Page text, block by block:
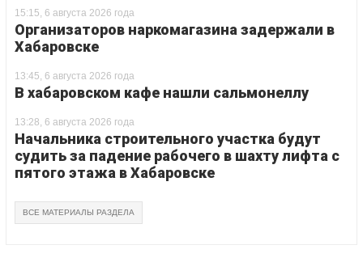
15:15, 6 августа 2026 года
Организаторов наркомагазина задержали в
Хабаровске
13:45, 6 августа 2026 года
В хабаровском кафе нашли сальмонеллу
13:28, 6 августа 2026 года
Начальника строительного участка будут
судить за падение рабочего в шахту лифта с
пятого этажа в Хабаровске
ВСЕ МАТЕРИАЛЫ РАЗДЕЛА